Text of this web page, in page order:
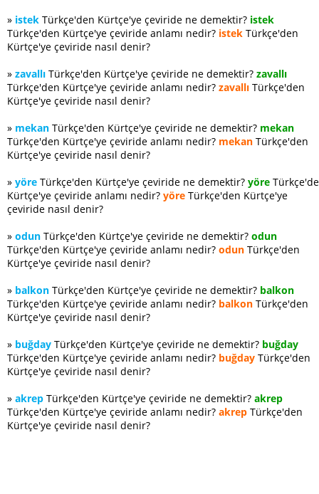
» istek Türkçe'den Kürtçe'ye çeviride ne demektir? istek
Türkçe'den Kürtçe'ye çeviride anlamı nedir? istek Türkçe'den
Kürtçe'ye çeviride nasıl denir?
» zavallı Türkçe'den Kürtçe'ye çeviride ne demektir? zavallı
Türkçe'den Kürtçe'ye çeviride anlamı nedir? zavallı Türkçe'den
Kürtçe'ye çeviride nasıl denir?
» mekan Türkçe'den Kürtçe'ye çeviride ne demektir? mekan
Türkçe'den Kürtçe'ye çeviride anlamı nedir? mekan Türkçe'den
Kürtçe'ye çeviride nasıl denir?
» yöre Türkçe'den Kürtçe'ye çeviride ne demektir? yöre
Kürtçe'ye çeviride anlamı nedir? yöre Türkçe'den Kürtçe'ye
çeviride nasıl denir?
» odun Türkçe'den Kürtçe'ye çeviride ne demektir? odun
Türkçe'den Kürtçe'ye çeviride anlamı nedir? odun Türkçe'den
Kürtçe'ye çeviride nasıl denir?
» balkon Türkçe'den Kürtçe'ye çeviride ne demektir? balkon
Türkçe'den Kürtçe'ye çeviride anlamı nedir? balkon Türkçe'den
Kürtçe'ye çeviride nasıl denir?
» buğday Türkçe'den Kürtçe'ye çeviride ne demektir? buğday
Türkçe'den Kürtçe'ye çeviride anlamı nedir? buğday Türkçe'den
Kürtçe'ye çeviride nasıl denir?
» akrep Türkçe'den Kürtçe'ye çeviride ne demektir? akrep
Türkçe'den Kürtçe'ye çeviride anlamı nedir? akrep Türkçe'den
Kürtçe'ye çeviride nasıl denir?